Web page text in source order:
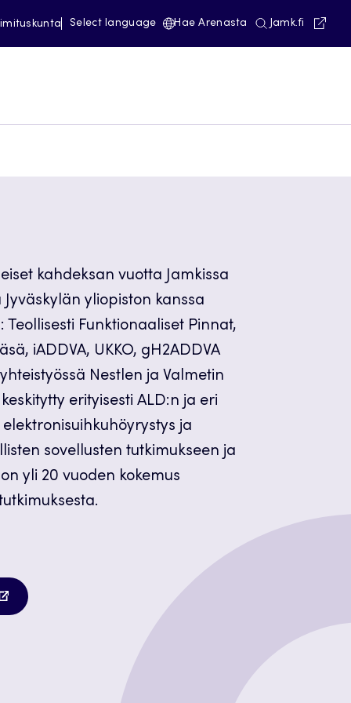
Select language Hae Arenasta Jamk.fi
kahdeksan vuotta Jamkissa
Jyväskylän yliopiston kanssa
Teollisesti Funktionaaliset Pinnat,
iADDVA, UKKO, gH2ADDVA
Nestlen ja Valmetin
erityisesti ALD:n ja eri
ja
sovellusten tutkimukseen ja
yli 20 vuoden kokemus